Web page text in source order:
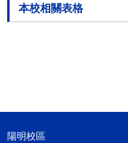
本校相關表格
陽明校區